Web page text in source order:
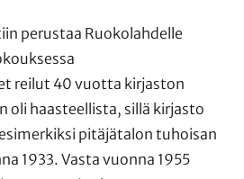
perustaa Ruokolahdelle
reilut 40 vuotta kirjaston
oli haasteellista, sillä kirjasto
pitäjätalon tuhoisan
1933. Vasta vuonna 1955